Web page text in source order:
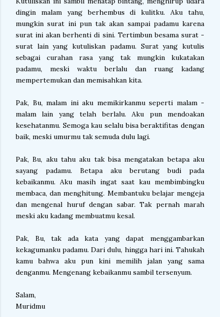
dingin malam yang berhembus di kulitku. Aku tahu,
mungkin surat ini pun tak akan sampai padamu karena
surat ini akan berhenti di sini. Tertimbun besama surat -
surat lain yang kutuliskan padamu. Surat yang kutulis
sebagai curahan rasa yang tak mungkin kukatakan
padamu, meski waktu berlalu dan ruang kadang
mempertemukan dan memisahkan kita.
Pak, Bu, malam ini aku memikirkanmu seperti malam -
malam lain yang telah berlalu. Aku pun mendoakan
kesehatanmu. Semoga kau selalu bisa beraktifitas dengan
baik, meski umurmu tak semuda dulu lagi.
Pak, Bu, aku tahu aku tak bisa mengatakan betapa aku
sayang padamu. Betapa aku berutang budi pada
kebaikanmu. Aku masih ingat saat kau membimbingku
membaca, dan menghitung. Membantuku belajar mengeja
dan mengenal huruf dengan sabar. Tak pernah marah
meski aku kadang membuatmu kesal.
Pak, Bu, tak ada kata yang dapat menggambarkan
kekagumanku padamu. Dari dulu, hingga hari ini. Tahukah
kamu bahwa aku pun kini memilih jalan yang sama
denganmu. Mengenang kebaikanmu sambil tersenyum.
Salam,
Muridmu